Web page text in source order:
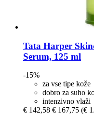
Tata Harper
Serum, 125 ml
-15%
za vse tipe kože
dobro za suho
intenzivno vlaži
€ 142,58 € 167,75 (€